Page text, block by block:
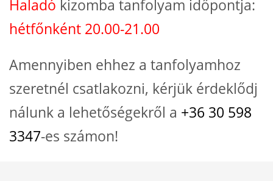
Haladó kizomba tanfolyam időpontja:
hétfőnként 20.00-21.00
Amennyiben ehhez a tanfolyamhoz
szeretnél csatlakozni, kérjük érdeklődj
nálunk a lehetőségekről a +36 30 598
3347-es számon!